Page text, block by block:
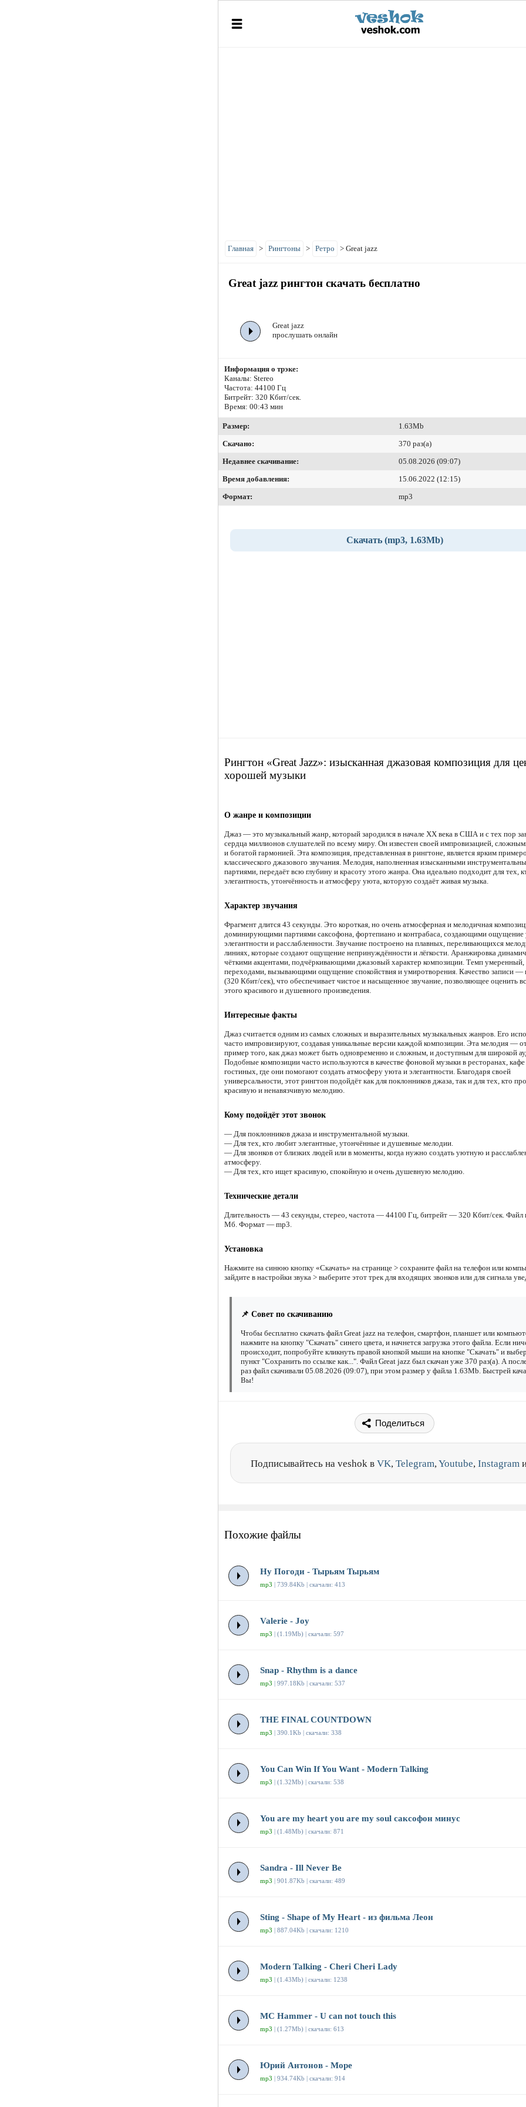
Главная > Рингтоны > Ретро > Great jazz
Great jazz рингтон скачать бесплатно
Great jazz
прослушать онлайн
Информация о трэке:
Каналы: Stereo
Частота: 44100 Гц
Битрейт: 320 Кбит/сек.
Время: 00:43 мин
Размер:
1.63Mb
Скачано:
370 раз(а)
Недавнее скачивание:
05.08.2026 (09:07)
Время добавления:
15.06.2022 (12:15)
Формат:
mp3
Скачать (mp3, 1.63Mb)
Рингтон «Great Jazz»: изысканная джазовая композиция для
хорошей музыки
О жанре и композиции
Джаз — это музыкальный жанр, который зародился в начале XX века в США и с тех пор
сердца миллионов слушателей по всему миру. Он известен своей импровизацией,
и богатой гармонией. Эта композиция, представленная в рингтоне, является ярким
классического джазового звучания. Мелодия, наполненная изысканными
партиями, передаёт всю глубину и красоту этого жанра. Она идеально подходит для тех,
элегантность, утончённость и атмосферу уюта, которую создаёт живая музыка.
Характер звучания
Фрагмент длится 43 секунды. Это короткая, но очень атмосферная и мелодичная
доминирующими партиями саксофона, фортепиано и контрабаса, создающими ощущение
элегантности и расслабленности. Звучание построено на плавных, переливающихся
линиях, которые создают ощущение непринуждённости и лёгкости. Аранжировка
чёткими акцентами, подчёркивающими джазовый характер композиции. Темп
переходами, вызывающими ощущение спокойствия и умиротворения. Качество записи —
(320 Кбит/сек), что обеспечивает чистое и насыщенное звучание, позволяющее оценить
этого красивого и душевного произведения.
Интересные факты
Джаз считается одним из самых сложных и выразительных музыкальных жанров. Его
часто импровизируют, создавая уникальные версии каждой композиции. Эта мелодия —
пример того, как джаз может быть одновременно и сложным, и доступным для широкой
Подобные композиции часто используются в качестве фоновой музыки в ресторанах,
гостиных, где они помогают создать атмосферу уюта и элегантности. Благодаря своей
универсальности, этот рингтон подойдёт как для поклонников джаза, так и для тех, кто
красивую и ненавязчивую мелодию.
Кому подойдёт этот звонок
— Для поклонников джаза и инструментальной музыки.
— Для тех, кто любит элегантные, утончённые и душевные мелодии.
— Для звонков от близких людей или в моменты, когда нужно создать уютную и
атмосферу.
— Для тех, кто ищет красивую, спокойную и очень душевную мелодию.
Технические детали
Длительность — 43 секунды, стерео, частота — 44100 Гц, битрейт — 320 Кбит/сек. Файл
Мб. Формат — mp3.
Установка
Нажмите на синюю кнопку «Скачать» на странице > сохраните файл на телефон или
зайдите в настройки звука > выберите этот трек для входящих звонков или для сигнала
📌 Совет по скачиванию
Чтобы бесплатно скачать файл Great jazz на телефон, смартфон, планшет или
нажмите на кнопку "Скачать" синего цвета, и начнется загрузка этого файла. Если
происходит, попробуйте кликнуть правой кнопкой мыши на кнопке "Скачать" и
пункт "Сохранить по ссылке как...". Файл Great jazz был скачан уже 370 раз(а). А
раз файл скачивали 05.08.2026 (09:07), при этом размер у файла 1.63Mb. Быстрей
Вы!
Поделиться
Подписывайтесь на veshok в VK, Telegram,Youtube, Instagram
Похожие файлы
Ну Погоди - Тырьям Тырьям
mp3 | 739.84Kb | скачали: 413
Valerie - Joy
mp3 | (1.19Mb) | скачали: 597
Snap - Rhythm is a dance
mp3 | 997.18Kb | скачали: 537
THE FINAL COUNTDOWN
mp3 | 390.1Kb | скачали: 338
You Can Win If You Want - Modern Talking
mp3 | (1.32Mb) | скачали: 538
You are my heart you are my soul саксофон минус
mp3 | (1.48Mb) | скачали: 871
Sandra - Ill Never Be
mp3 | 901.87Kb | скачали: 489
Sting - Shape of My Heart - из фильма Леон
mp3 | 887.04Kb | скачали: 1210
Modern Talking - Cheri Cheri Lady
mp3 | (1.43Mb) | скачали: 1238
MC Hammer - U can not touch this
mp3 | (1.27Mb) | скачали: 613
Юрий Антонов - Море
mp3 | 934.74Kb | скачали: 914